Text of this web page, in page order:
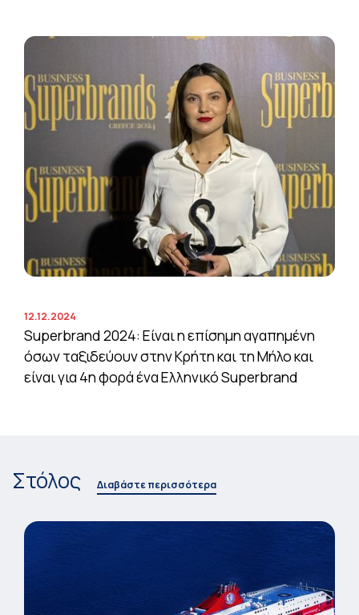
12.12.2024
Superbrand 2024: Είναι η επίσημη αγαπημένη
όσων ταξιδεύουν στην Κρήτη και τη Μήλο και
είναι για 4η φορά ένα Ελληνικό Superbrand
Στόλος Διαβάστε περισσότερα